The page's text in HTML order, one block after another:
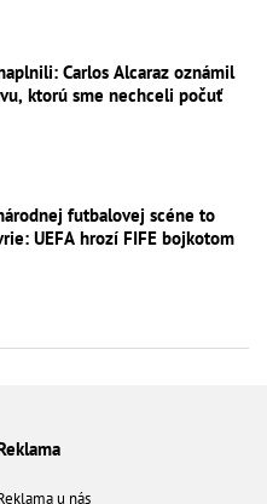
Carlos Alcaraz oznámil
ktorú sme nechceli počuť
futbalovej scéne to
UEFA hrozí FIFE bojkotom
u nás